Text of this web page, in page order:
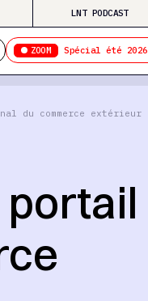
LNT PODCAST
ZOOM Spécial été 2026
du commerce extérieur
portail